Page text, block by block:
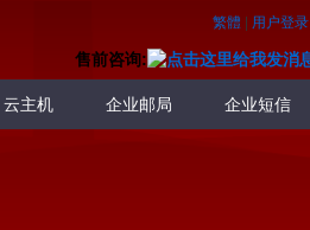
繁體 用户登录
售前咨询:
云主机 企业邮局 企业短信